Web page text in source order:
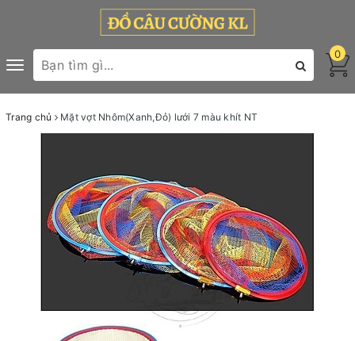
Toggle
navigation
0
Trang chủ Mặt vợt Nhôm(Xanh,Đỏ) lưới 7 màu khít NT